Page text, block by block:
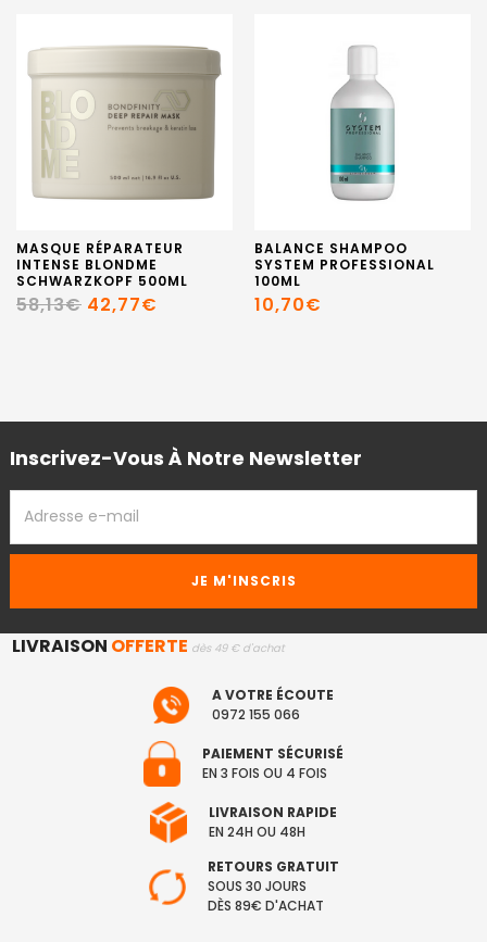
MASQUE RÉPARATEUR
INTENSE BLONDME
SCHWARZKOPF 500ML
58,13€ 42,77€
BALANCE SHAMPOO
SYSTEM PROFESSIONAL
100ML
10,70€
Inscrivez-Vous À Notre Newsletter
EMAIL
LIVRAISON OFFERTE dès 49 € d'achat
A VOTRE ÉCOUTE
0972 155 066
PAIEMENT SÉCURISÉ
EN 3 FOIS OU 4 FOIS
LIVRAISON RAPIDE
EN 24H OU 48H
RETOURS GRATUIT
SOUS 30 JOURS
DÈS 89€ D'ACHAT